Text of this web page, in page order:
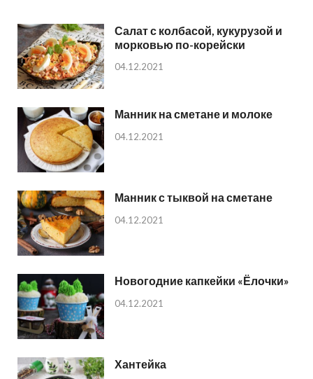
Салат с колбасой, кукурузой и
морковью по-корейски
04.12.2021
Манник на сметане и молоке
04.12.2021
Манник с тыквой на сметане
04.12.2021
Новогодние капкейки «Ёлочки»
04.12.2021
Хантейка